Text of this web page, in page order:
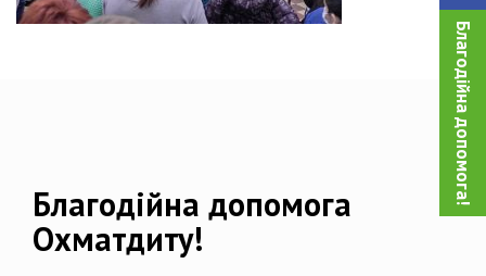
Благодійна допомога!
Благодійна допомога
Охматдиту!